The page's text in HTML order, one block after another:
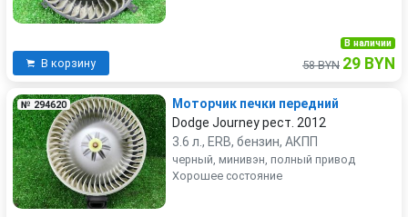
В корзину
В наличии
58 BYN 29 BYN
№ 294620
Моторчик печки передний
Dodge Journey рест. 2012
3.6 л., ERB, бензин, АКПП
черный, минивэн, полный привод
Хорошее состояние